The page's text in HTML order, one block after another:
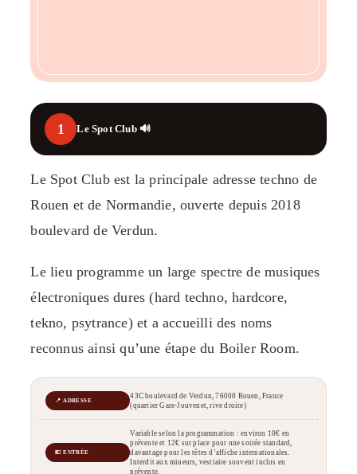
1 Le Spot Club 🔊
Le Spot Club est la principale adresse techno de
Rouen et de Normandie, ouverte depuis 2018
boulevard de Verdun.
Le lieu programme un large spectre de musiques
électroniques dures (hard techno, hardcore,
tekno, psytrance) et a accueilli des noms
reconnus ainsi qu’une étape du Boiler Room.
📍 ADRESSE
43C boulevard de Verdun, 76000 Rouen, France
(quartier Gare-Jouvenet, rive droite)
💶 ENTRÉE
Variable selon la programmation : environ 10€ en
prévente et 12€ sur place pour une soirée standard,
davantage pour les têtes d’affiche internationales.
Interdit aux mineurs, vestiaire souvent inclus en
prévente.